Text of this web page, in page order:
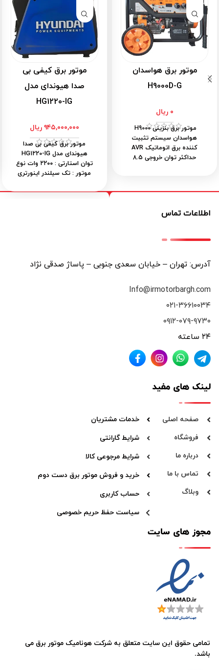
موتور برق هواسدان
H9000D-G
۰ ریال
موتور برق بنزینی H9000
هواسدان سیستم تثبیت
کننده برق اتوماتیک AVR
حداکثر توان خروجی 8.5
کاره خاموش کن اتوماتیک در
موتور برق کیفی بی
صدا هیوندای مدل
HG1220-IG
۹۴۵,۰۰۰,۰۰۰ ریال
موتور برق کیفی بی صدا
هیوندای مدل HG1220-IG
توان استارتی : ۲۲۰۰ وات
نوع
موتور: تک سیلندر اینورتری
خنک کننده: هوا و ورغن
اطلاعات تماس
آدرس: تهران – خیابان سعدی جنوبی – پاساژ صدقی نژاد
Info@irmotorbargh.com
۰۲۱-۳۶۶۱۰۰۳۴
۰۹۱۲-۰۷۹-۹۷۳۰
۲۴ ساعته
لینک های مفید
صفحه اصلی
فروشگاه
درباره ما
تماس با ما
وبلاگ
خدمات مشتریان
شرایط گارانتی
شرایط مرجوعی کالا
خرید و فروش موتور برق دست دوم
حساب کاربری
سیاست حفظ حریم خصوصی
مجوز های سایت
تمامی حقوق این سایت متعلق به شرکت هونامیک موتور برق می
باشد.